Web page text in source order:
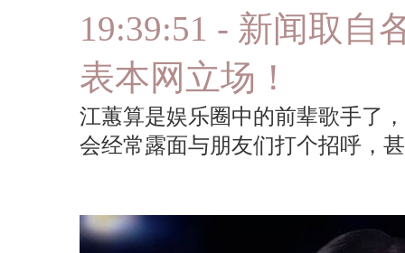
19:39:51 - 新闻取自
表本网立场！
江蕙算是娱乐圈中的前辈歌手了
会经常露面与朋友们打个招呼，